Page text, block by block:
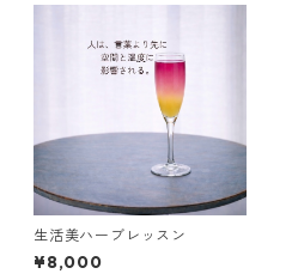
生活美ハーブレッスン
¥8,000